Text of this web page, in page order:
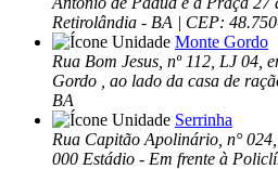
Retirolândia - BA | CEP:
Monte Gordo
Rua Bom Jesus, nº 112, LJ 04,
Gordo , ao lado da casa de
BA
Serrinha
Rua Capitão Apolinário, n°
000 Estádio - Em frente à